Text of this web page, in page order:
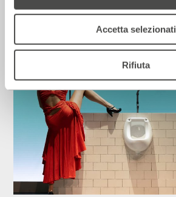
Accetta selezionati
Rifiuta
Rassegna Stampa